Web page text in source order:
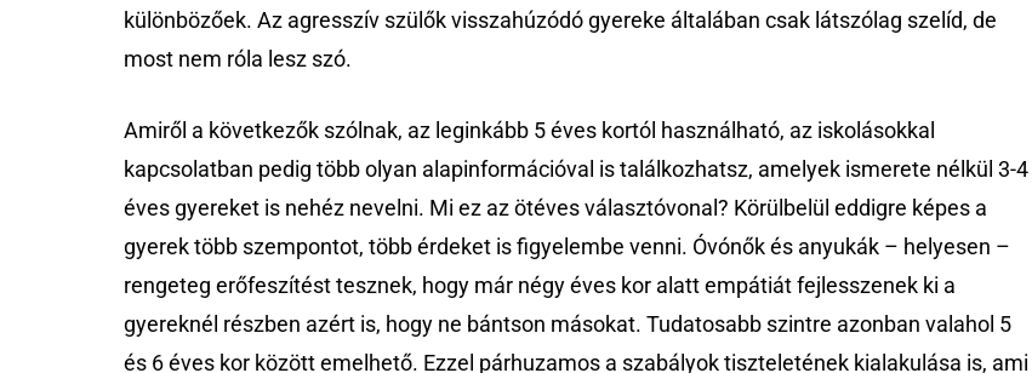
különbözőek. Az agresszív szülők visszahúzódó gyereke általában csak látszólag szelíd, de
most nem róla lesz szó.
Amiről a következők szólnak, az leginkább 5 éves kortól használható, az iskolásokkal
kapcsolatban pedig több olyan alapinformációval is találkozhatsz, amelyek ismerete nélkül 3-4
éves gyereket is nehéz nevelni. Mi ez az ötéves választóvonal? Körülbelül eddigre képes a
gyerek több szempontot, több érdeket is figyelembe venni. Óvónők és anyukák – helyesen –
rengeteg erőfeszítést tesznek, hogy már négy éves kor alatt empátiát fejlesszenek ki a
gyereknél részben azért is, hogy ne bántson másokat. Tudatosabb szintre azonban valahol 5
és 6 éves kor között emelhető. Ezzel párhuzamos a szabályok tiszteletének kialakulása is, ami